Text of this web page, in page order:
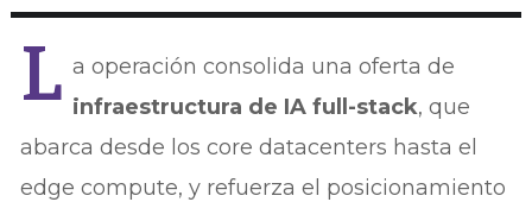
L a operación consolida una oferta de
infraestructura de IA full-stack, que
abarca desde los core datacenters hasta el
edge compute, y refuerza el posicionamiento